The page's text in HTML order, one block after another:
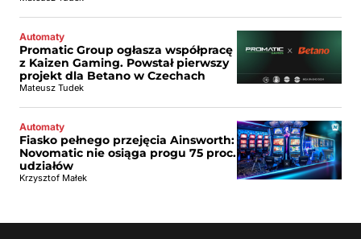
Automaty
Promatic Group ogłasza współpracę
z Kaizen Gaming. Powstał pierwszy
projekt dla Betano w Czechach
Mateusz Tudek
Automaty
Fiasko pełnego przejęcia Ainsworth:
Novomatic nie osiąga progu 75 proc.
udziałów
Krzysztof Małek